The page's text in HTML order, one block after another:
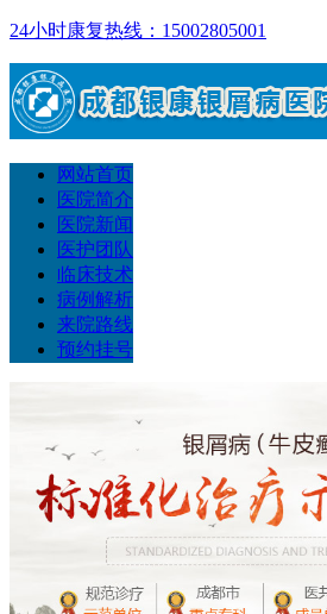
24小时康复热线：15002805001
网站首页
医院简介
医院新闻
医护团队
临床技术
病例解析
来院路线
预约挂号